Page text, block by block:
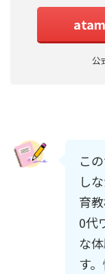
公
こ
し
育
0代
な
す